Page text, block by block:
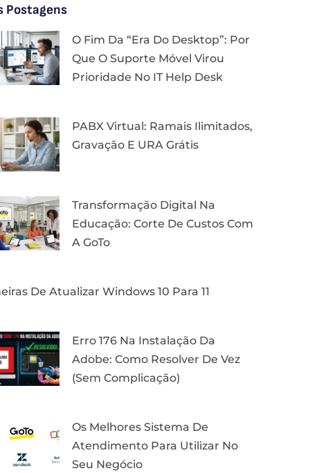
Postagens
O Fim Da “Era Do Desktop”: Por
Que O Suporte Móvel Virou
Prioridade No IT Help Desk
PABX Virtual: Ramais Ilimitados,
Gravação E URA Grátis
Transformação Digital Na
Educação: Corte De Custos Com
A GoTo
De Atualizar Windows 10 Para 11
Erro 176 Na Instalação Da
Adobe: Como Resolver De Vez
(Sem Complicação)
Os Melhores Sistema De
Atendimento Para Utilizar No
Seu Negócio